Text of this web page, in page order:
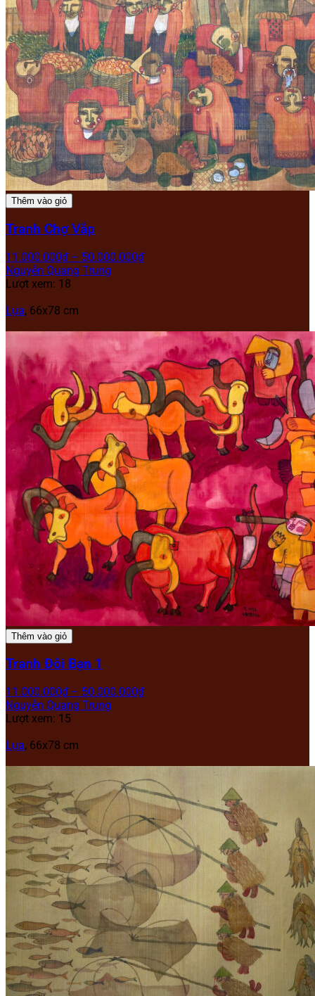
Thêm vào giỏ
Tranh Chợ Vắp
11.000.000₫ – 50.000.000₫
Nguyễn Quang Trung
Lượt xem: 18
Lụa, 66x78 cm
Thêm vào giỏ
Tranh Đôi Bạn 1
11.000.000₫ – 50.000.000₫
Nguyễn Quang Trung
Lượt xem: 15
Lụa, 66x78 cm